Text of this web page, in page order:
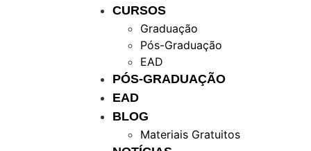
CURSOS
Graduação
Pós-Graduação
EAD
PÓS-GRADUAÇÃO
EAD
BLOG
Materiais Gratuitos